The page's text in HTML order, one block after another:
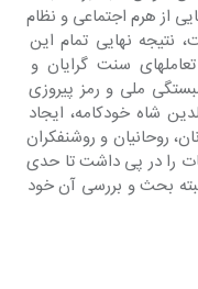
از هرم اجتماعی و نظام
نتیجه نهایی تمام این
سنت گرایان و
ملی و رمز پیروزی
شاه خودکامه، ایجاد
روحانیان و روشنفکران
را در پی داشت تا حدی
بحث و بررسی آن خود